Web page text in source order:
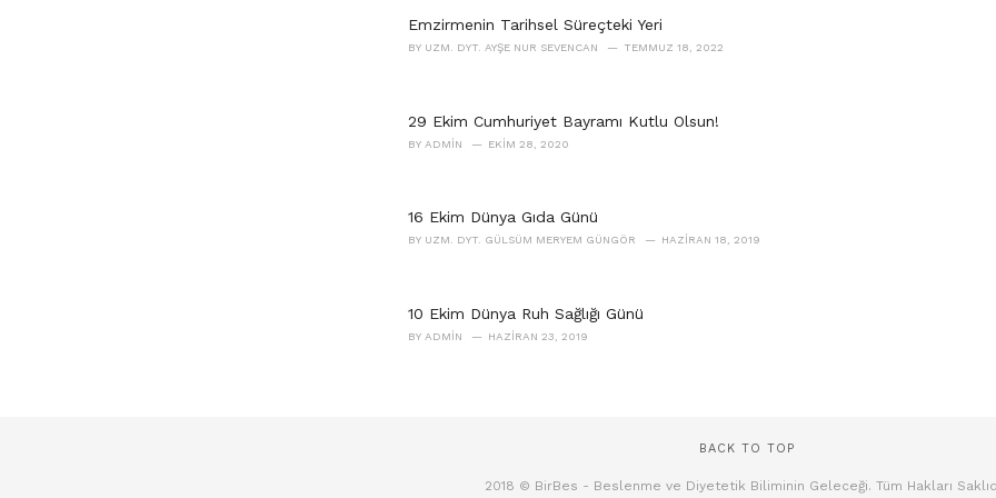
Emzirmenin Tarihsel Süreçteki Yeri
BY UZM. DYT. AYŞE NUR SEVENCAN TEMMUZ 18, 2022
29 Ekim Cumhuriyet Bayramı Kutlu Olsun!
BY ADMIN EKIM 28, 2020
16 Ekim Dünya Gıda Günü
BY UZM. DYT. GÜLSÜM MERYEM GÜNGÖR HAZIRAN 18, 2019
10 Ekim Dünya Ruh Sağlığı Günü
BY ADMIN HAZIRAN 23, 2019
BACK TO TOP
2018 © BirBes - Beslenme ve Diyetetik Biliminin Geleceği. Tüm Hakları